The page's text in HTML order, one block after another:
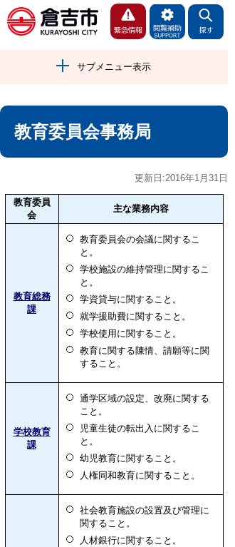
サブメニュー表示
教育委員会事務局
更新日:2016年1月31日
教育委員
会
主な業務内容
教育総務
課
教育委員会の会議に関するこ
と。
学校施設の維持管理に関するこ
と。
学資貸与に関すること。
就学援助費に関すること。
学校使用に関すること。
教育に関する陳情、請願等に関
すること。
学校教育
課
通学区域の設定、改廃に関する
こと。
児童生徒の転出入に関するこ
と。
幼児教育に関すること。
人権同和教育に関すること。
社会教育施設の設置及び管理に
関すること。
人材銀行に関すること。